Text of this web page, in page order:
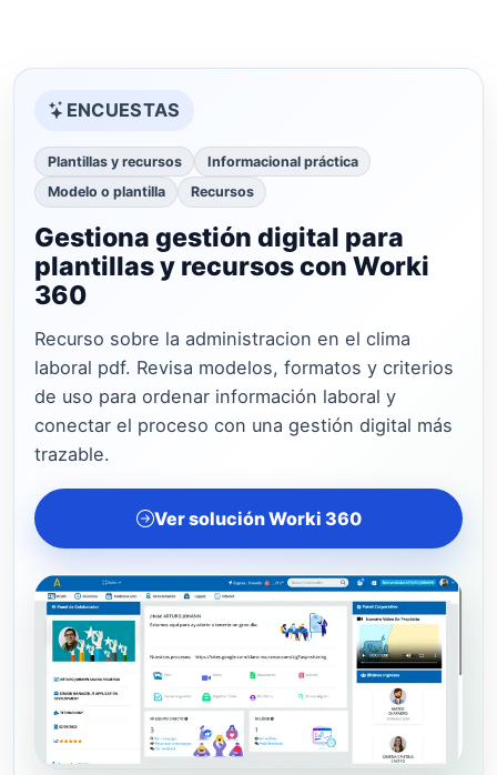
ENCUESTAS
Plantillas y recursos
Informacional práctica
Modelo o plantilla
Recursos
Gestiona gestión digital para
plantillas y recursos con Worki
360
Recurso sobre la administracion en el clima
laboral pdf. Revisa modelos, formatos y criterios
de uso para ordenar información laboral y
conectar el proceso con una gestión digital más
trazable.
Ver solución Worki 360